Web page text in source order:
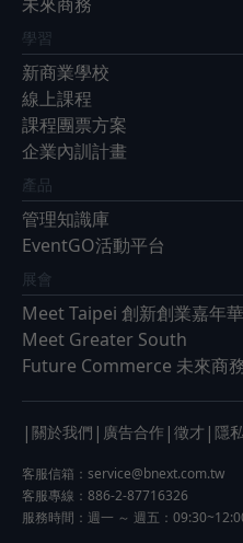
未來商務
學習
新商業學校
線上課程
課程團票方案
企業內訓計畫
產品
管理知識庫
EventGO活動平台
展會
Meet Taipei 創新創業嘉年華
Meet Greater South
Future Commerce 未來商
| 關於我們 | 廣告合作 | 徵才 | 隱
客服信箱： service@bnext.com.tw
客服專線：886-2-87716326
服務時間：週一 ～ 週五：